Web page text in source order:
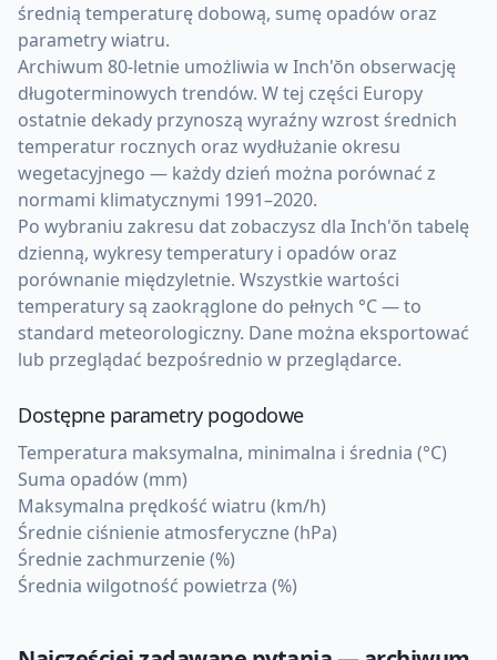
średnią temperaturę dobową, sumę opadów oraz
parametry wiatru.
Archiwum 80-letnie umożliwia w Inch'ŏn obserwację
długoterminowych trendów. W tej części Europy
ostatnie dekady przynoszą wyraźny wzrost średnich
temperatur rocznych oraz wydłużanie okresu
wegetacyjnego — każdy dzień można porównać z
normami klimatycznymi 1991–2020.
Po wybraniu zakresu dat zobaczysz dla Inch'ŏn tabelę
dzienną, wykresy temperatury i opadów oraz
porównanie międzyletnie. Wszystkie wartości
temperatury są zaokrąglone do pełnych °C — to
standard meteorologiczny. Dane można eksportować
lub przeglądać bezpośrednio w przeglądarce.
Dostępne parametry pogodowe
Temperatura maksymalna, minimalna i średnia (°C)
Suma opadów (mm)
Maksymalna prędkość wiatru (km/h)
Średnie ciśnienie atmosferyczne (hPa)
Średnie zachmurzenie (%)
Średnia wilgotność powietrza (%)